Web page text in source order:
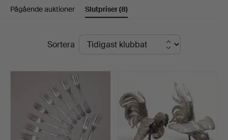
i sterlingsilver från Atelier Borgila, lika snygg in- som
utvändigt. Och absolut nödvändigast är brevklämman i
Här finns också keramik av Berndt Friberg,
schackpjäser av Bo Åke Adamsson och utöver det
Välkomna till Small Treasures!
Pågående auktioner Slutpriser(8)
SlutpriserSortera